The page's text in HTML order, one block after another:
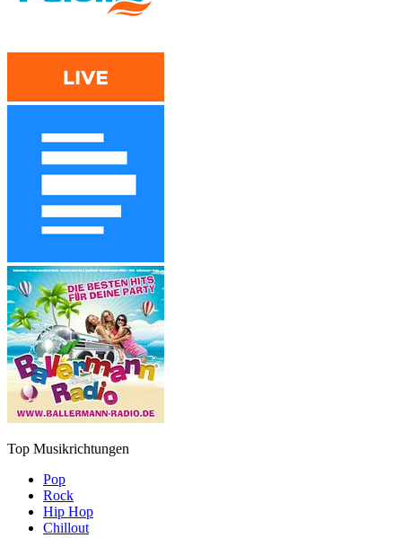
Top Musikrichtungen
Pop
Rock
Hip Hop
Chillout